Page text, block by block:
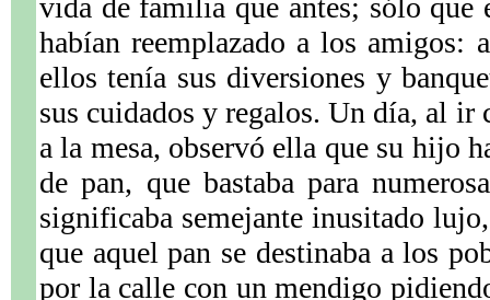
vida de familia que antes; sólo que
habían reemplazado a los amigos:
ellos tenía sus diversiones y
sus cuidados y regalos. Un día, al ir
a la mesa, observó ella que su hijo
de pan, que bastaba para
significaba semejante inusitado
que aquel pan se destinaba a los
por la calle con un mendigo